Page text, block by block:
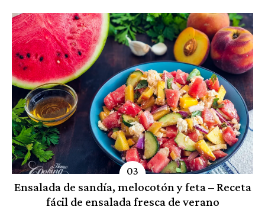
Ensalada de sandía, melocotón y feta – Receta
fácil de ensalada fresca de verano